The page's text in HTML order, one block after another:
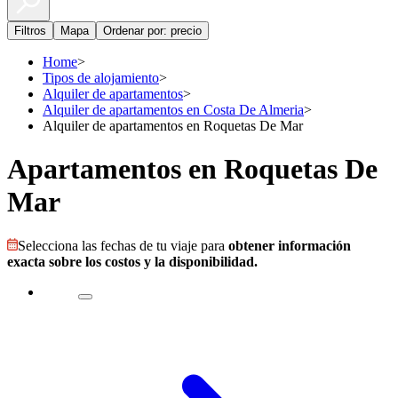
Filtros Mapa Ordenar por: precio
Home>
Tipos de alojamiento>
Alquiler de apartamentos>
Alquiler de apartamentos en Costa De Almeria>
Alquiler de apartamentos en Roquetas De Mar
Apartamentos en Roquetas De
Mar
Selecciona las fechas de tu viaje para obtener información
exacta sobre los costos y la disponibilidad.